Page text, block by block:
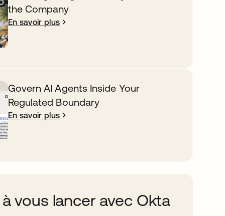
the Company
En savoir plus
Govern AI Agents Inside Your
Regulated Boundary
En savoir plus
vous lancer avec Okta